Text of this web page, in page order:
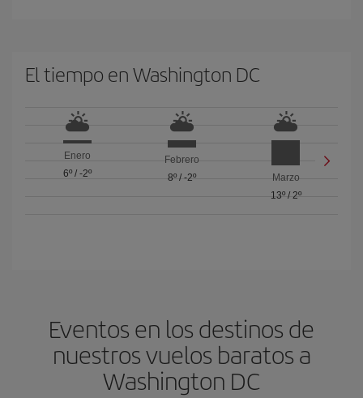
El tiempo en Washington DC
Enero
6º/ -2º
Febrero
8º/ -2º
Marzo
13º/ 2º
Eventos en los destinos de
nuestros vuelos baratos a
Washington DC